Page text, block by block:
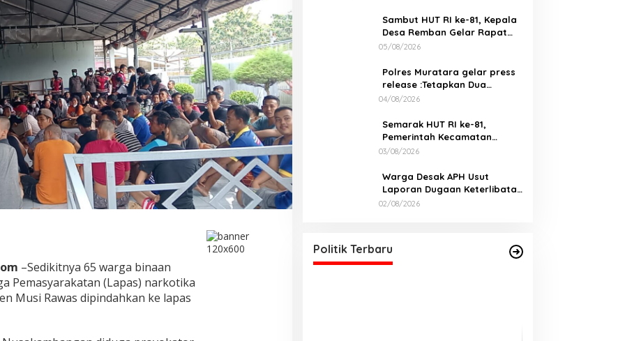
–Sedikitnya 65 warga binaan
Pemasyarakatan (Lapas) narkotika
Musi Rawas dipindahkan ke lapas
Sambut HUT RI ke-81, Kepala
Desa Remban Gelar Rapat
Persiapan Bersama Panitia
05/08/2026
Polres Muratara gelar press
release :Tetapkan Dua
Direktur Jadi Tersangka
ALS dan Tangki BBM Tewaskan
19 Orang
04/08/2026
Semarak HUT RI ke-81,
Pemerintah Kecamatan
Rawas Ulu Gelar Berbagai
03/08/2026
Warga Desak APH Usut
Laporan Dugaan Keterlibatan
Oknum Lurah Muara Kulam
02/08/2026
Politik Terbaru
Paripurna LKPJ Tahun 2025
21/04/2026
Santun Dan Bersahabat
Di Politik, Sumsel |